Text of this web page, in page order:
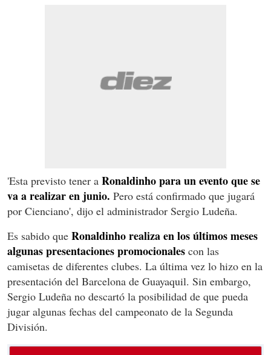
'Esta previsto tener a Ronaldinho para un evento que se
va a realizar en junio. Pero está confirmado que jugará
por Cienciano', dijo el administrador Sergio Ludeña.
Es sabido que Ronaldinho realiza en los últimos meses
algunas presentaciones promocionales con las
camisetas de diferentes clubes. La última vez lo hizo en la
presentación del Barcelona de Guayaquil. Sin embargo,
Sergio Ludeña no descartó la posibilidad de que pueda
jugar algunas fechas del campeonato de la Segunda
División.